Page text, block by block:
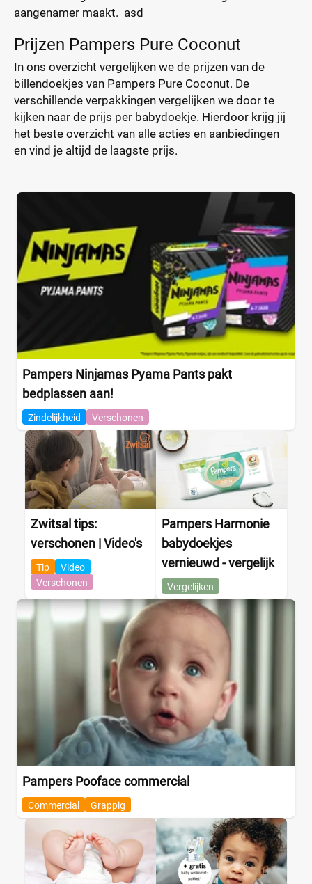
aangenamer maakt. asd
Prijzen Pampers Pure Coconut
In ons overzicht vergelijken we de prijzen van de
billendoekjes van Pampers Pure Coconut. De
verschillende verpakkingen vergelijken we door te
kijken naar de prijs per babydoekje. Hierdoor krijg jij
het beste overzicht van alle acties en aanbiedingen
en vind je altijd de laagste prijs.
Pampers Ninjamas Pyama Pants pakt
bedplassen aan!
Zindelijkheid Verschonen
Zwitsal tips:
verschonen | Video's
Tip
Video
Verschonen
Pampers Harmonie
babydoekjes
vernieuwd - vergelijk
Vergelijken
Pampers Pooface commercial
Commercial Grappig